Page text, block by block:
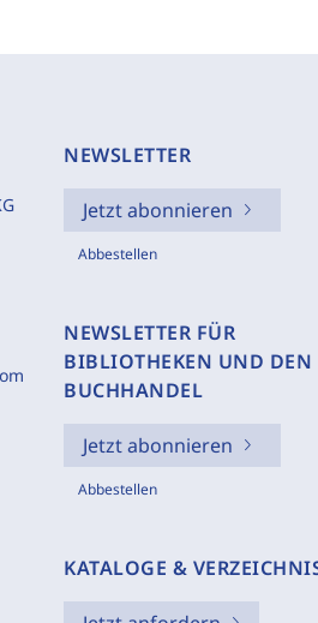
NEWSLETTER
Jetzt abonnieren
Abbestellen
NEWSLETTER FÜR
BIBLIOTHEKEN UND DEN
BUCHHANDEL
Jetzt abonnieren
Abbestellen
KATALOGE &